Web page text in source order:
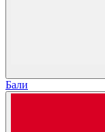
Бали